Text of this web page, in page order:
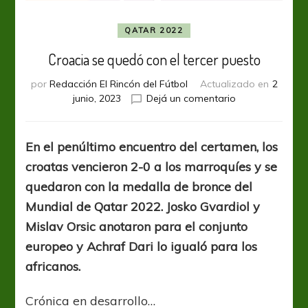
QATAR 2022
Croacia se quedó con el tercer puesto
por Redacción El Rincón del Fútbol Actualizado en 2
junio, 2023
Dejá un comentarioen
quedó
con
el
tercer
puesto
En el penúltimo encuentro del certamen, los
croatas vencieron 2-0 a los marroquíes y se
quedaron con la medalla de bronce del
Mundial de Qatar 2022. Josko Gvardiol y
Mislav Orsic anotaron para el conjunto
europeo y Achraf Dari lo igualó para los
africanos.
Crónica en desarrollo…